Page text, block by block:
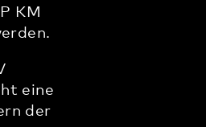
KM
eine
der